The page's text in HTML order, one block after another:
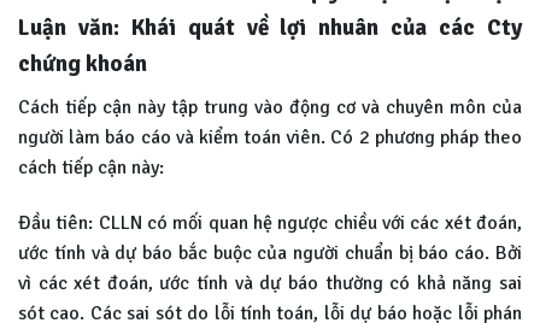
Luận văn: Khái quát về lợi nhuân của các Cty
chứng khoán
Cách tiếp cận này tập trung vào động cơ và chuyên môn của
người làm báo cáo và kiểm toán viên. Có 2 phương pháp theo
cách tiếp cận này:
Đầu tiên: CLLN có mối quan hệ ngược chiều với các xét đoán,
ước tính và dự báo bắc buộc của người chuẩn bị báo cáo. Bởi
vì các xét đoán, ước tính và dự báo thường có khả năng sai
sót cao. Các sai sót do lỗi tính toán, lỗi dự báo hoặc lỗi phán